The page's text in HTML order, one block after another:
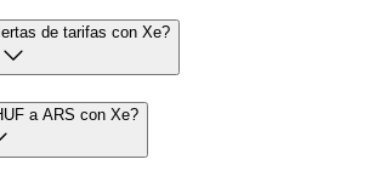
de tarifas con Xe?
a ARS con Xe?